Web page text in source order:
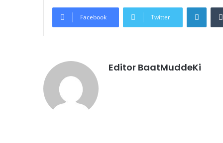
Facebook Twitter
Editor BaatMuddeKi